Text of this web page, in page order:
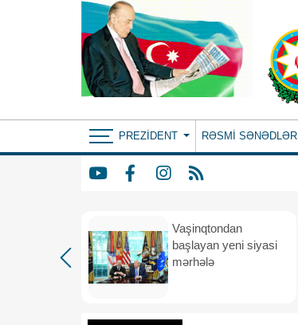
PREZIDENT RƏSMI SƏNƏDLƏR
Vaşinqtondan
başlayan yeni siyasi
mərhələ